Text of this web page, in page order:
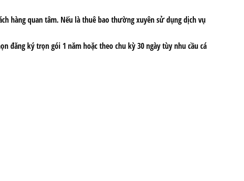
hàng quan tâm. Nếu là thuê bao thường xuyên sử dụng dịch vụ
đăng ký trọn gói 1 năm hoặc theo chu kỳ 30 ngày tùy nhu cầu cá